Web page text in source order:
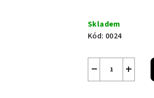
cena:
Skladem
Kód: 0024
+
−